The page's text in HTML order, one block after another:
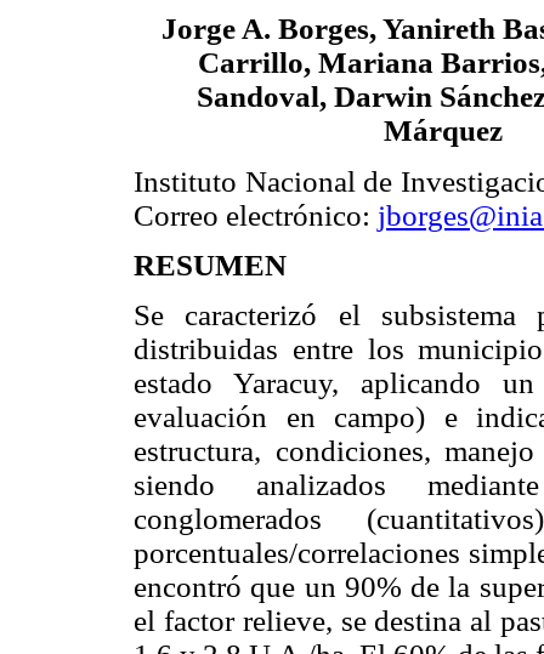
Jorge A. Borges, Yanireth
Carrillo, Mariana
Sandoval, Darwin
Márquez
Instituto Nacional de
Correo electrónico:
RESUMEN
Se caracterizó el
distribuidas entre los
estado Yaracuy, aplicando
evaluación en campo) e
estructura, condiciones,
siendo analizados
conglomerados
porcentuales/correlaciones
encontró que un 90% de la
el factor relieve, se destina al